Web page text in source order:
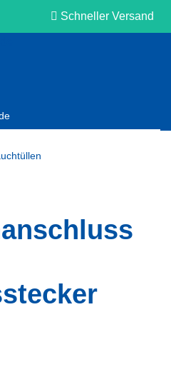
Schneller Versand